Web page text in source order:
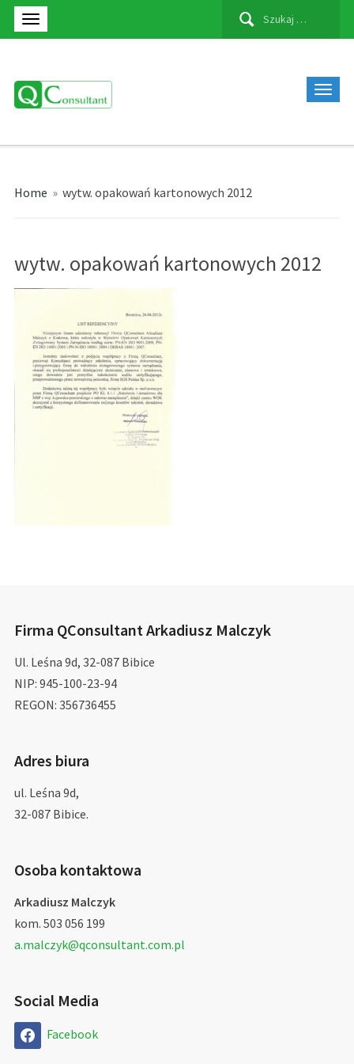
Szukaj:
Home » wytw. opakowań kartonowych 2012
wytw. opakowań kartonowych 2012
Firma QConsultant Arkadiusz Malczyk
Ul. Leśna 9d, 32-087 Bibice
NIP: 945-100-23-94
REGON: 356736455
Adres biura
ul. Leśna 9d,
32-087 Bibice.
Osoba kontaktowa
Arkadiusz Malczyk
kom. 503 056 199
a.malczyk@qconsultant.com.pl
Social Media
Facebook